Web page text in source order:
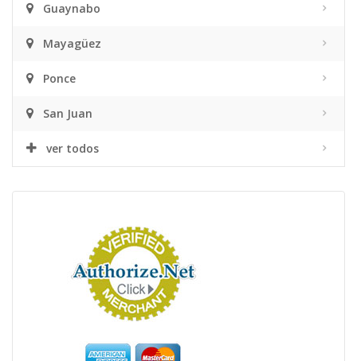
Guaynabo
Mayagüez
Ponce
San Juan
ver todos